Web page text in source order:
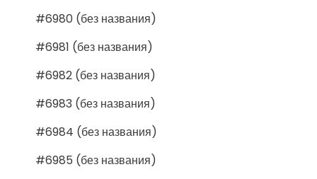
#6980 (без названия)
#6981 (без названия)
#6982 (без названия)
#6983 (без названия)
#6984 (без названия)
#6985 (без названия)